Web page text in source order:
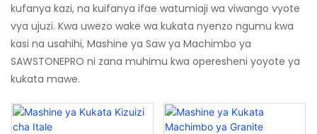
kufanya kazi, na kuifanya ifae watumiaji wa viwango vyote
vya ujuzi. Kwa uwezo wake wa kukata nyenzo ngumu kwa
kasi na usahihi, Mashine ya Saw ya Machimbo ya
SAWSTONEPRO ni zana muhimu kwa operesheni yoyote ya
kukata mawe.